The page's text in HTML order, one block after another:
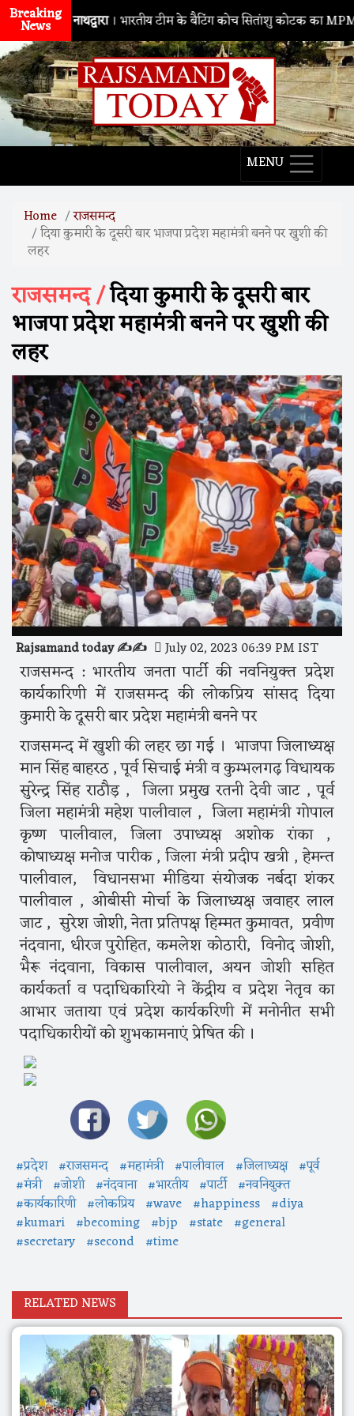
Breaking
News
नाथद्वारा । भारतीय टीम के बैटिंग कोच सितांशु कोटक का MPMSC
MENU
Home राजसमन्द
दिया कुमारी के दूसरी बार भाजपा प्रदेश महामंत्री बनने पर खुशी की
लहर
राजसमन्द /दिया कुमारी के दूसरी बार
भाजपा प्रदेश महामंत्री बनने पर खुशी की
लहर
Rajsamand today ✍️✍️ July 02, 2023 06:39 PM IST
राजसमन्द : भारतीय जनता पार्टी की नवनियुक्त प्रदेश
कार्यकारिणी में राजसमन्द की लोकप्रिय सांसद दिया
कुमारी के दूसरी बार प्रदेश महामंत्री बनने पर
राजसमन्द में खुशी की लहर छा गई । भाजपा जिलाध्यक्ष
मान सिंह बाहरठ , पूर्व सिचाई मंत्री व कुम्भलगढ़ विधायक
सुरेन्द्र सिंह राठौड़ , जिला प्रमुख रतनी देवी जाट , पूर्व
जिला महामंत्री महेश पालीवाल , जिला महामंत्री गोपाल
कृष्ण पालीवाल, जिला उपाध्यक्ष अशोक रांका ,
कोषाध्यक्ष मनोज पारीक , जिला मंत्री प्रदीप खत्री , हेमन्त
पालीवाल, विधानसभा मीडिया संयोजक नर्बदा शंकर
पालीवाल , ओबीसी मोर्चा के जिलाध्यक्ष जवाहर लाल
जाट , सुरेश जोशी, नेता प्रतिपक्ष हिम्मत कुमावत, प्रवीण
नंदवाना, धीरज पुरोहित, कमलेश कोठारी, विनोद जोशी,
भैरू नंदवाना, विकास पालीवाल, अयन जोशी सहित
कार्यकर्ता व पदाधिकारियो ने केंद्रीय व प्रदेश नेतृव का
आभार जताया एवं प्रदेश कार्यकरिणी में मनोनीत सभी
पदाधिकारीयों को शुभकामनाएं प्रेषित की ।
#प्रदेश #राजसमन्द #महामंत्री #पालीवाल #जिलाध्यक्ष #पूर्व
#मंत्री #जोशी #नंदवाना #भारतीय #पार्टी #नवनियुक्त
#कार्यकारिणी #लोकप्रिय #wave #happiness #diya
#kumari #becoming #bjp #state #general
#secretary #second #time
RELATED NEWS